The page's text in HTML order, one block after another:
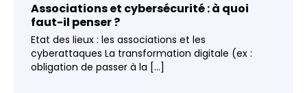
Associations et cybersécurité : à quoi
faut-il penser ?
Etat des lieux : les associations et les
cyberattaques La transformation digitale (ex :
obligation de passer à la [...]